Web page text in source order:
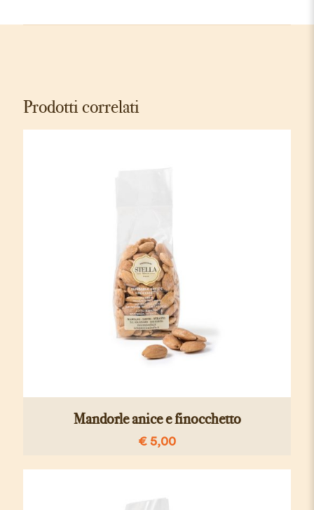
Prodotti correlati
Mandorle anice e finocchetto
€5,00